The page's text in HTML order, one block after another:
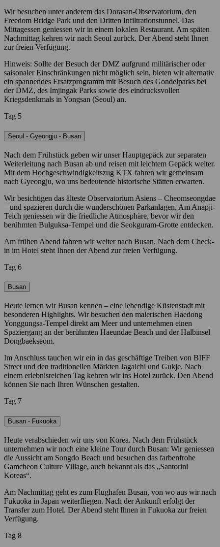
Wir besuchen unter anderem das Dorasan-Observatorium, den
Freedom Bridge Park und den Dritten Infiltrationstunnel. Das
Mittagessen geniessen wir in einem lokalen Restaurant. Am späten
Nachmittag kehren wir nach Seoul zurück. Der Abend steht Ihnen
zur freien Verfügung.
Hinweis: Sollte der Besuch der DMZ aufgrund militärischer oder
saisonaler Einschränkungen nicht möglich sein, bieten wir alternativ
ein spannendes Ersatzprogramm mit Besuch des Gondelparks bei
der DMZ, des Imjingak Parks sowie des eindrucksvollen
Kriegsdenkmals in Yongsan (Seoul) an.
Tag 5
Seoul - Gyeongju - Busan
Nach dem Frühstück geben wir unser Hauptgepäck zur separaten
Weiterleitung nach Busan ab und reisen mit leichtem Gepäck weiter.
Mit dem Hochgeschwindigkeitszug KTX fahren wir gemeinsam
nach Gyeongju, wo uns bedeutende historische Stätten erwarten.
Wir besichtigen das älteste Observatorium Asiens – Cheomseongdae
– und spazieren durch die wunderschönen Parkanlagen. Am Anapji-
Teich geniessen wir die friedliche Atmosphäre, bevor wir den
berühmten Bulguksa-Tempel und die Seokguram-Grotte entdecken.
Am frühen Abend fahren wir weiter nach Busan. Nach dem Check-
in im Hotel steht Ihnen der Abend zur freien Verfügung.
Tag 6
Busan
Heute lernen wir Busan kennen – eine lebendige Küstenstadt mit
besonderen Highlights. Wir besuchen den malerischen Haedong
Yonggungsa-Tempel direkt am Meer und unternehmen einen
Spaziergang an der berühmten Haeundae Beach und der Halbinsel
Dongbaekseom.
Im Anschluss tauchen wir ein in das geschäftige Treiben von BIFF
Street und den traditionellen Märkten Jagalchi und Gukje. Nach
einem erlebnisreichen Tag kehren wir ins Hotel zurück. Den Abend
können Sie nach Ihren Wünschen gestalten.
Tag 7
Busan - Fukuoka
Heute verabschieden wir uns von Korea. Nach dem Frühstück
unternehmen wir noch eine kleine Tour durch Busan: Wir geniessen
die Aussicht am Songdo Beach und besuchen das farbenfrohe
Gamcheon Culture Village, auch bekannt als das „Santorini
Koreas“.
Am Nachmittag geht es zum Flughafen Busan, von wo aus wir nach
Fukuoka in Japan weiterfliegen. Nach der Ankunft erfolgt der
Transfer zum Hotel. Der Abend steht Ihnen in Fukuoka zur freien
Verfügung.
Tag 8